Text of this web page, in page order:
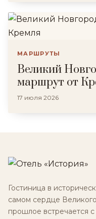
МАРШРУТЫ
Великий
маршрут от
17 июля 2026
Гостиница в
самом сердце
прошлое встречается